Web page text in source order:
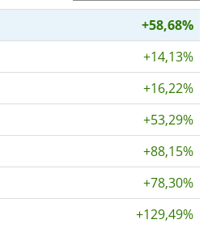
+58,68%
+14,13%
+16,22%
+53,29%
+88,15%
+78,30%
+129,49%